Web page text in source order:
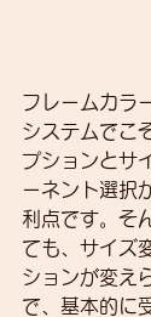
フレームカラ
システムでこ
プションとサ
ーネント選択
利点です。そ
ても、サイズ
ションが変え
で、基本的に